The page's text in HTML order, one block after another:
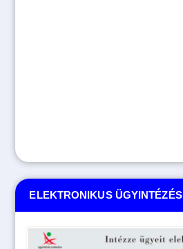
ELEKTRONIKUS ÜGYINTÉZÉS